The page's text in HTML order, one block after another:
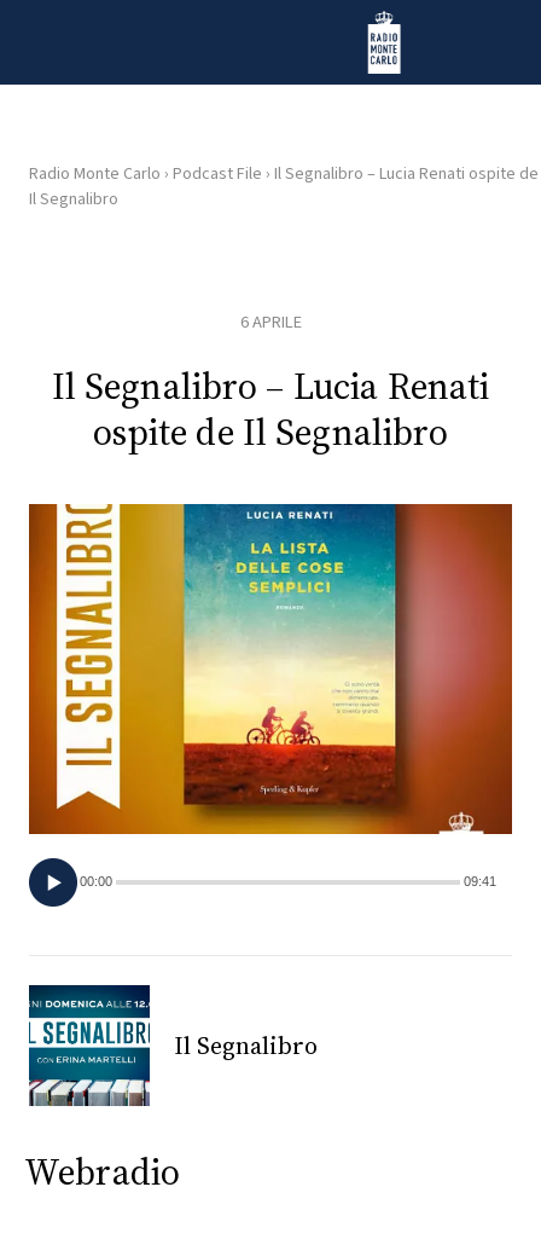
Radio Monte Carlo
HOME
RADIO
PLAYLIST
NEWS
FOTO
CONCORSI
EVENTI
VIDEO
TV
PRINCIPATO
MONACO
RMC
CONSIGLIA
Radio Monte Carlo › Podcast File › Il Segnalibro – Lucia Renati ospite de
Il Segnalibro
6 APRILE
Il Segnalibro – Lucia Renati
ospite de Il Segnalibro
00:00 09:41
Il Segnalibro
Webradio